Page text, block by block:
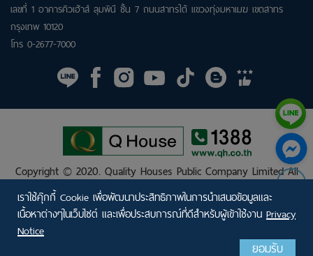
เลขที่ 1 อาคารคิวเฮ้าส์ ลุมพินี ชั้น 7 ถนนสาทรใต้ แขวงทุ่งมหาเมฆ เขตสาทร
กรุงเทพ 10120
โทร 0-2677-7000
Copyright © 2020. Quality Houses Public Company LimitedAll
Rights Reserved.
Privacy Policy|Privacy Notice
เราใช้คุ๊กกี้ Cookie เพื่อพัฒนาประสิทธิภาพในการนำเสนอข้อมูลและ
เนื้อหาต่างๆในเว็บไซต์ และเพื่อประสบการณ์ที่ดีสำหรับผู้เข้าใช้งาน Privacy
Notice
ยอมรับ